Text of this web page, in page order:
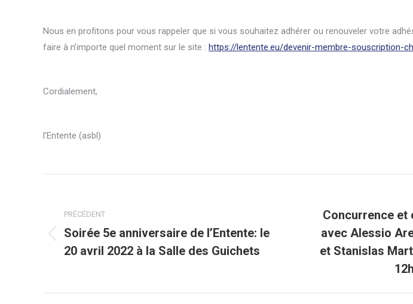
Nous en profitons pour vous rappeler que si vous souhaitez adhérer ou renouveler votre
faire à n’importe quel moment sur le site : https://lentente.eu/devenir-membre-souscription-
Cordialement,
l’Entente (asbl)
article
PRÉCÉDENT
Article
précédent
Soirée 5e anniversaire de l’Entente: le
20 avril 2022 à la Salle des Guichets
Article
suivant
Concurrence et
avec Alessio
et Stanislas